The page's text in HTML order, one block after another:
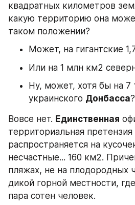
квадратных километров
какую территорию она
таком положении?
Может, на гигантские
Или на 1 млн км2
Ну, может, хотя бы на 7
украинского Донбасса?
Вовсе нет. Единственная
территориальная претензия
распространяется на
несчастные... 160 км2.
пляжах, не на плодородных
дикой горной местности,
пара сотен человек.